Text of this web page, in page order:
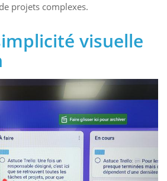
projets complexes.
visuelle